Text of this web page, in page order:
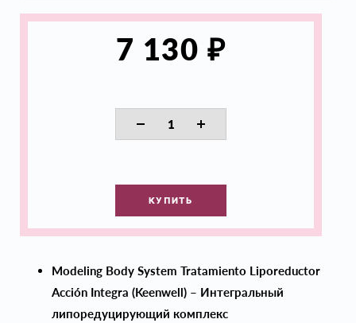
7 130 ₽
КУПИТЬ
Modeling Body System Tratamiento Liporeductor
Acción Integra (Keenwell) – Интегральный
липоредуцирующий комплекс